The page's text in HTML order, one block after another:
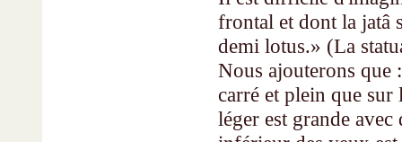
frontal et dont la jatâ
demi lotus.» (La
Nous ajouterons que
carré et plein que sur
léger est grande